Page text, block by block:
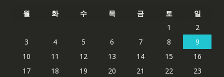
월 화 수 목 금 토
일
1
2
3
4 5 6 7 8
9
10
11 12 13 14 15
16
17
18 19 20 21 22
23